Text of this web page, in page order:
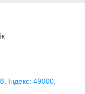
Індекс: 49000,